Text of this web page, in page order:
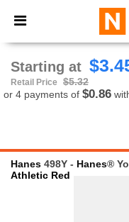
× Ntextil App
Better prices on
Starting at
Retail Price
$5.32
or 4 payments of $0.86
Hanes 498Y - Hanes®
Athletic Red